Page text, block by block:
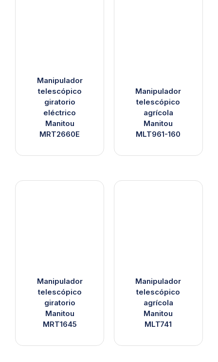
Manipulador
telescópico
giratorio
eléctrico
Manitou
MRT2660E
Manipulador
telescópico
agrícola
Manitou
MLT961-160
Manipulador
telescópico
giratorio
Manitou
MRT1645
Manipulador
telescópico
agrícola
Manitou
MLT741